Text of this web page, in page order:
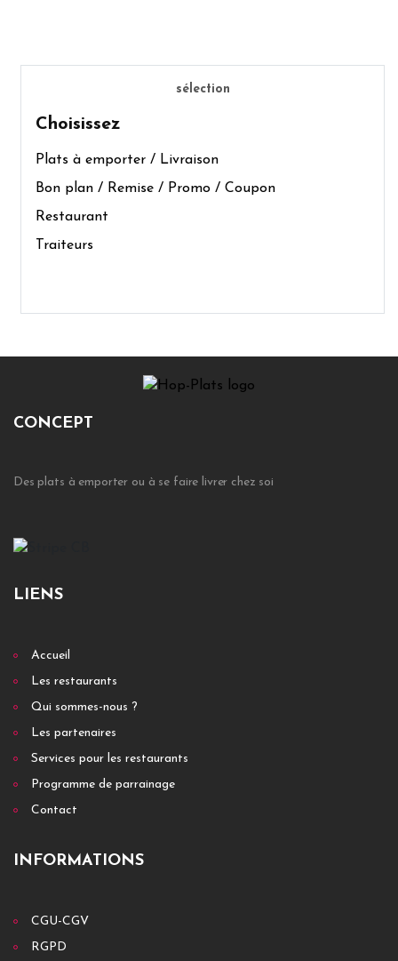
sélection
Choisissez
Plats à emporter / Livraison
Bon plan / Remise / Promo / Coupon
Restaurant
Traiteurs
CONCEPT
Des plats à emporter ou à se faire livrer chez soi
LIENS
Accueil
Les restaurants
Qui sommes-nous ?
Les partenaires
Services pour les restaurants
Programme de parrainage
Contact
INFORMATIONS
CGU-CGV
RGPD